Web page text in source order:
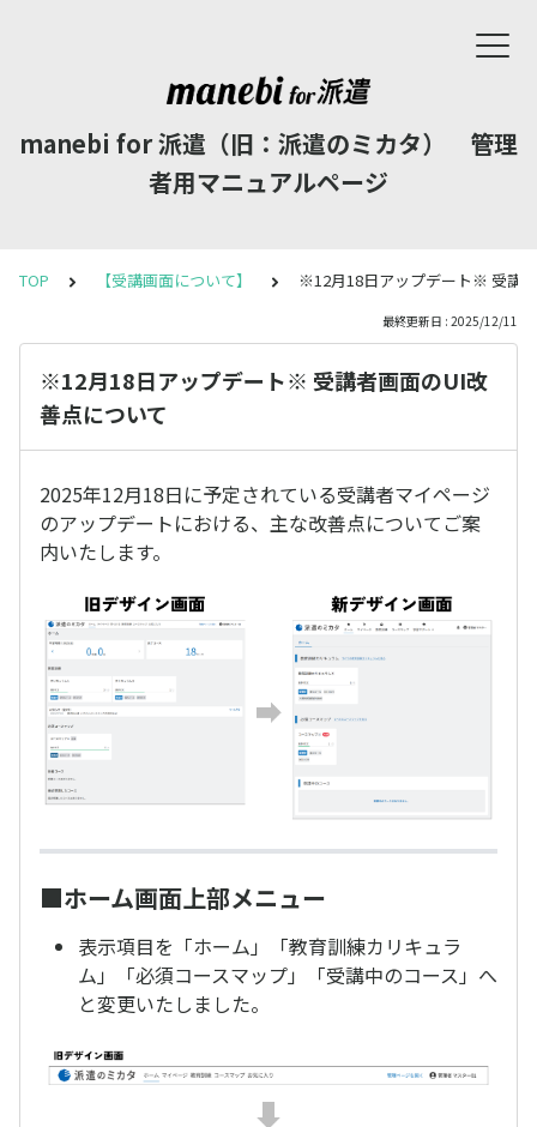
manebi for 派遣（旧：派遣のミカタ） 管理
者用マニュアルページ
TOP 【受講画面について】 ※12月18日アップデート※ 受講
最終更新日 : 2025/12/11
※12月18日アップデート※ 受講者画面のUI改
善点について
2025年12月18日に予定されている受講者マイページ
のアップデートにおける、主な改善点についてご案
内いたします。
■ホーム画面上部メニュー
表示項目を「ホーム」「教育訓練カリキュラ
ム」「必須コースマップ」「受講中のコース」へ
と変更いたしました。